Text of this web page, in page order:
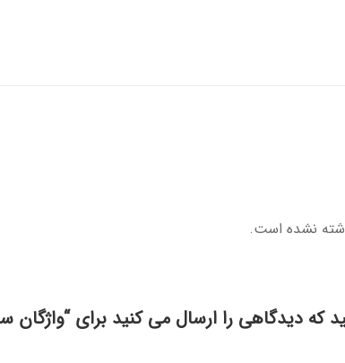
نشده است.
که دیدگاهی را ارسال می کنید برای “واژگان